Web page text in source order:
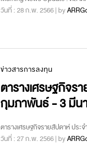
วันที่ : 28 ก.พ. 2566 | by
ข่าวสารการลงทุน
ตารางเศรษฐกิจร
กุมภาพันธ์ - 3 มีน
ตารางเศรษฐกิจรายสัปดาห์ ปร
วันที่ : 27 ก.พ. 2566 | by